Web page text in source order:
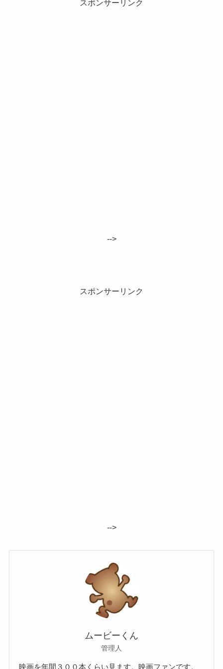
スポンサーリンク
-->
スポンサーリンク
-->
ムービーくん
管理人
映画を年間３００本くらい見ます。映画ファンです。